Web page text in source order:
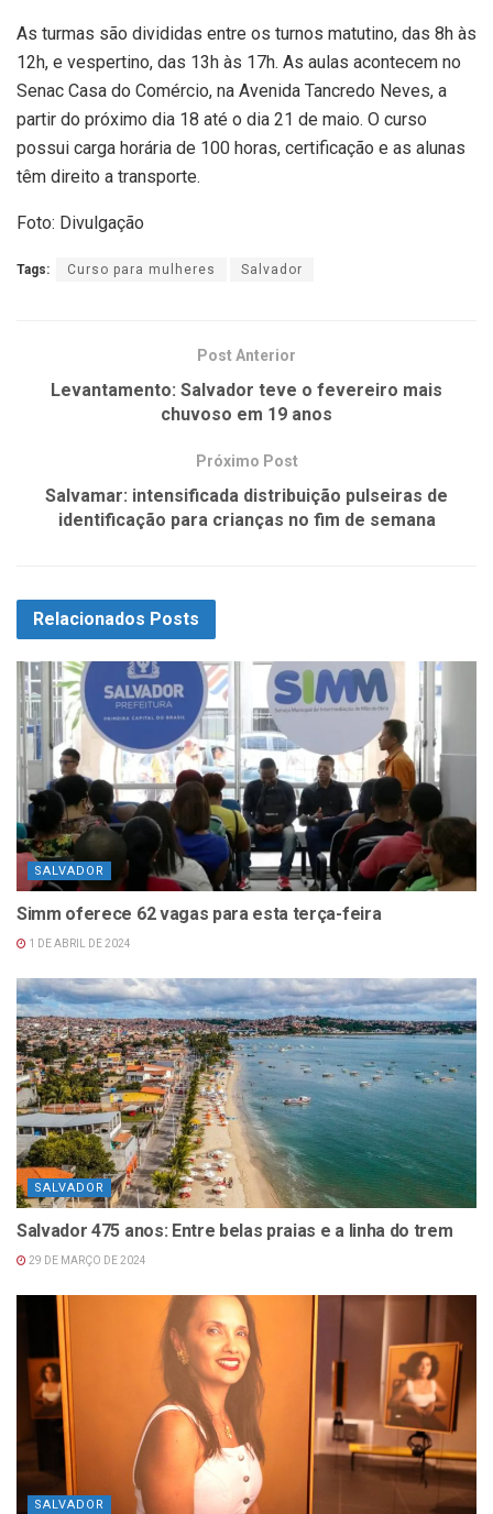
As turmas são divididas entre os turnos matutino, das 8h às
12h, e vespertino, das 13h às 17h. As aulas acontecem no
Senac Casa do Comércio, na Avenida Tancredo Neves, a
partir do próximo dia 18 até o dia 21 de maio. O curso
possui carga horária de 100 horas, certificação e as alunas
têm direito a transporte.
Foto: Divulgação
Tags: Curso para mulheres Salvador
Post Anterior
Levantamento: Salvador teve o fevereiro mais
chuvoso em 19 anos
Próximo Post
Salvamar: intensificada distribuição pulseiras de
identificação para crianças no fim de semana
Relacionados Posts
SALVADOR
Simm oferece 62 vagas para esta terça-feira
1 DE ABRIL DE 2024
SALVADOR
Salvador 475 anos: Entre belas praias e a linha do trem
29 DE MARÇO DE 2024
SALVADOR